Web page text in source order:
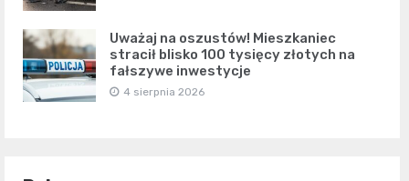
Uważaj na oszustów! Mieszkaniec
stracił blisko 100 tysięcy złotych na
fałszywe inwestycje
4 sierpnia 2026